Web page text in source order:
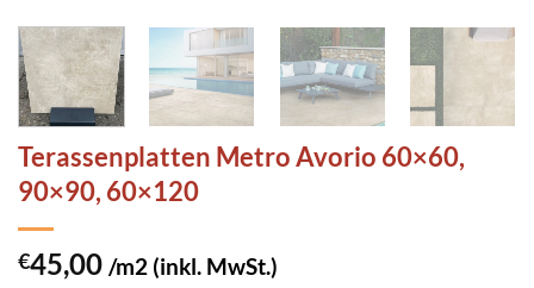
Terassenplatten Metro Avorio 60×60,
90×90, 60×120
€45,00 /m2 (inkl. MwSt.)